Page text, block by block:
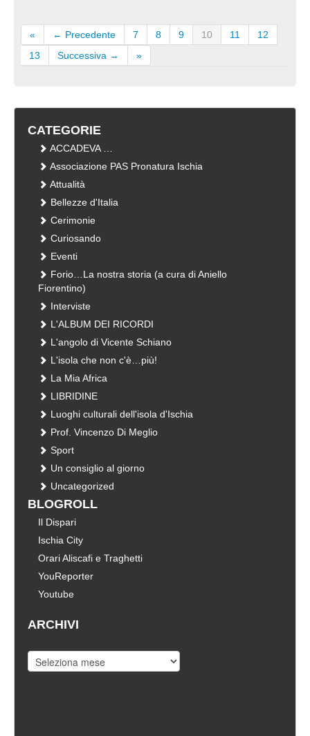
« ← Precedente 7 8 9 10 11
12
13
Successiva → »
CATEGORIE
ACCADEVA …
Associazione PAS Pronatura Ischia
Attualità
Bellezze d'Italia
Cerimonie
Curiosando
Eventi
Forio…La nostra storia (a cura di Aniello
Fiorentino)
Interviste
L'ALBUM DEI RICORDI
L'angolo di Vicente Schiano
L'isola che non c'è…più!
La Mia Africa
LIBRIDINE
Luoghi culturali dell'isola d'Ischia
Prof. Vincenzo Di Meglio
Sport
Un consiglio al giorno
Uncategorized
BLOGROLL
Il Dispari
Ischia City
Orari Aliscafi e Traghetti
YouReporter
Youtube
ARCHIVI